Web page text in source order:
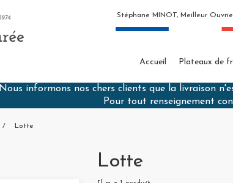
Stéphane MINOT, Meilleur
Accueil Plateaux de
Nous informons nos chers clients que la livraison
Pour tout renseignement
Lotte
Lotte